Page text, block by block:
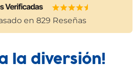
en 829 Reseñas
a la diversión!